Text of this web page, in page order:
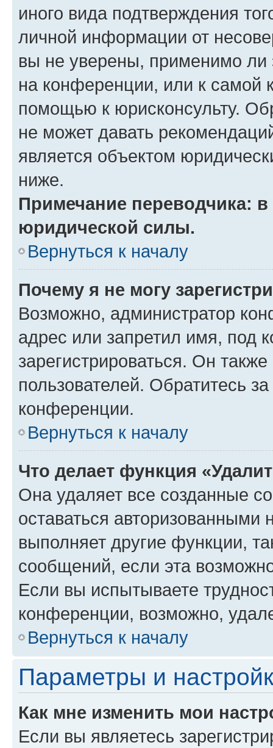
иного вида подтверждения
личной информации от
вы не уверены, применимо ли
на конференции, или к самой
помощью к юрисконсульту.
не может давать
является объектом
ниже.
Примечание переводчика:
юридической силы.
Вернуться к началу
Почему я не могу
Возможно, администратор
адрес или запретил имя, под
зарегистрироваться. Он
пользователей. Обратитесь
конференции.
Вернуться к началу
Что делает функция
Она удаляет все созданные
оставаться авторизованными
выполняет другие функции,
сообщений, если эта
Если вы испытываете
конференции, возможно,
Вернуться к началу
Параметры и
Как мне изменить мои
Если вы являетесь